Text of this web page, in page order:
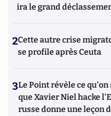
ira le grand
2Cette autre crise
se profile après Ceuta
3Le Point révèle ce
que Xavier Niel hacke
russe donne une leçon